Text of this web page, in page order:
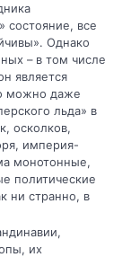
состояние, все
Однако
– в том числе
является
можно даже
льда» в
осколков,
империя-
монотонные,
политические
ни странно, в
их